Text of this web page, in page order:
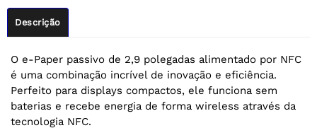
Descrição
O e-Paper passivo de 2,9 polegadas alimentado por NFC
é uma combinação incrível de inovação e eficiência.
Perfeito para displays compactos, ele funciona sem
baterias e recebe energia de forma wireless através da
tecnologia NFC.